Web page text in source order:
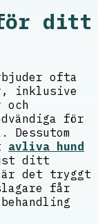
för ditt
ofta
inklusive
för
avliva hund
ditt
är det tryggt
får